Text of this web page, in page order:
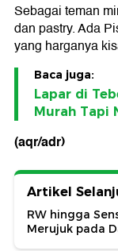
Sebagai teman
dan pastry. Ada
yang harganya
Baca juga:
Lapar di
Murah Tapi
(aqr/adr)
Artikel
RW hingga
Merujuk pada